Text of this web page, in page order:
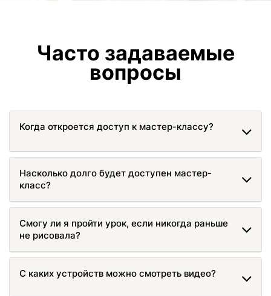
Часто задаваемые
вопросы
Когда откроется доступ к мастер-классу?
Насколько долго будет доступен мастер-
класс?
Смогу ли я пройти урок, если никогда раньше
не рисовала?
С каких устройств можно смотреть видео?